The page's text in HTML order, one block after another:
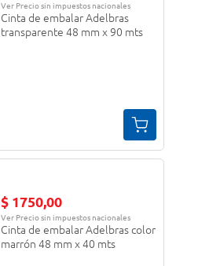
Ver Precio sin impuestos nacionales
Cinta de embalar Adelbras
transparente 48 mm x 90 mts
$ 1750,00
Ver Precio sin impuestos nacionales
Cinta de embalar Adelbras color
marrón 48 mm x 40 mts